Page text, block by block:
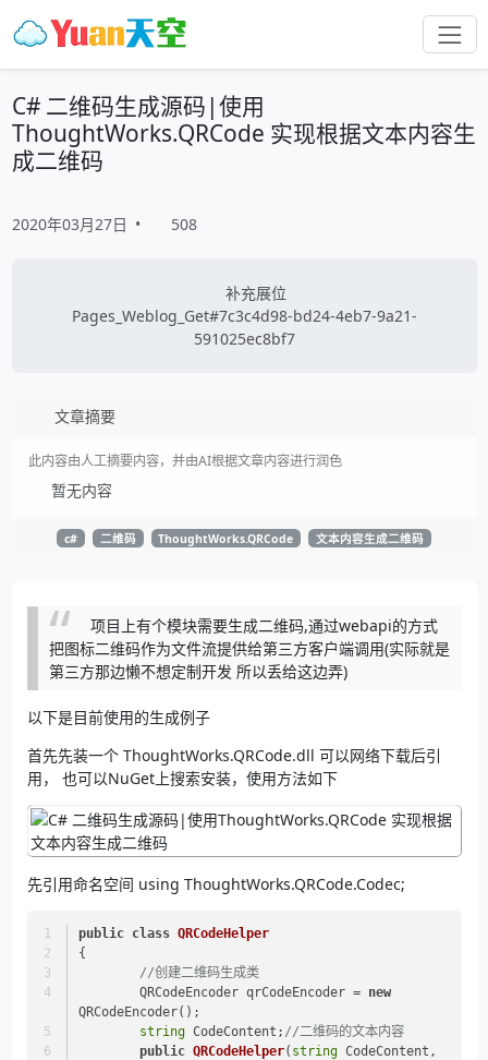
C# 二维码生成源码|使用
ThoughtWorks.QRCode 实现根据文本内容生
成二维码
2020年03月27日 • 508
补充展位
Pages_Weblog_Get#7c3c4d98-bd24-4eb7-9a21-
591025ec8bf7
文章摘要
此内容由人工摘要内容，并由AI根据文章内容进行润色
暂无内容
c# 二维码 ThoughtWorks.QRCode 文本内容生成二维码
项目上有个模块需要生成二维码,通过webapi的方式
把图标二维码作为文件流提供给第三方客户端调用(实际就是
第三方那边懒不想定制开发 所以丢给这边弄)
以下是目前使用的生成例子
首先先装一个 ThoughtWorks.QRCode.dll 可以网络下载后引
用， 也可以NuGet上搜索安装，使用方法如下
先引用命名空间 using ThoughtWorks.QRCode.Codec;
public class QRCodeHelper
{
//创建二维码生成类
        QRCodeEncoder qrCodeEncoder =
new
QRCodeEncoder();
string CodeContent; //二维码的文本内容
public QRCodeHelper( string